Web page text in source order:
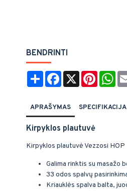
BENDRINTI
Share Facebook
X
APRAŠYMAS SPECIFIKACIJA
Kirpyklos plautuvė
Kirpyklos plautuvė Vezzosi HOP
Galima rinktis su masažo
33 odos spalvų
Kriauklės spalva balta,